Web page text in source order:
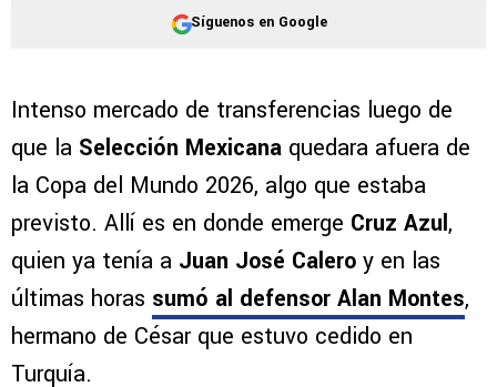
Síguenos en Google
Intenso mercado de transferencias luego de
que la Selección Mexicana quedara afuera de
la Copa del Mundo 2026, algo que estaba
previsto. Allí es en donde emerge Cruz Azul,
quien ya tenía a Juan José Calero y en las
últimas horas sumó al defensor Alan Montes,
hermano de César que estuvo cedido en
Turquía.